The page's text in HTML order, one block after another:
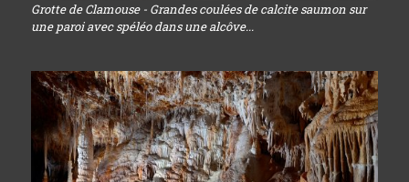
Grotte de Clamouse - Grandes coulées de calcite saumon sur
une paroi avec spéléo dans une alcôve...